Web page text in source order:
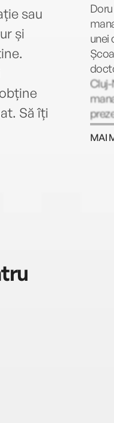
sau
și
Să îți
unei
MAI